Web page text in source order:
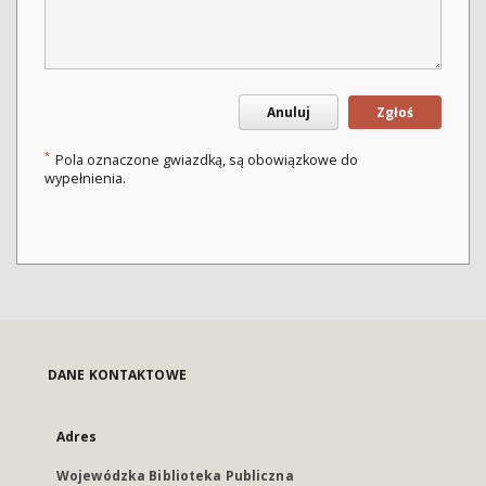
Anuluj Zgłoś
* Pola oznaczone gwiazdką, są obowiązkowe do
wypełnienia.
DANE KONTAKTOWE
Adres
Wojewódzka Biblioteka Publiczna